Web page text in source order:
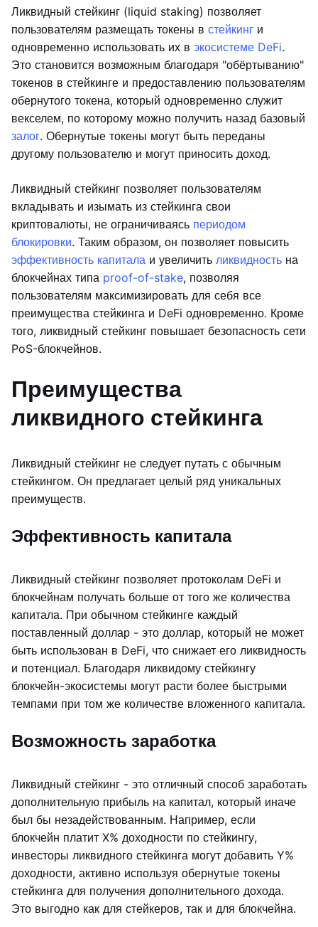
Ликвидный стейкинг (liquid staking) позволяет
пользователям размещать токены в стейкинг и
одновременно использовать их в экосистеме DeFi.
Это становится возможным благодаря "обёртыванию"
токенов в стейкинге и предоставлению пользователям
обернутого токена, который одновременно служит
векселем, по которому можно получить назад базовый
залог. Обернутые токены могут быть переданы
другому пользователю и могут приносить доход.
Ликвидный стейкинг позволяет пользователям
вкладывать и изымать из стейкинга свои
криптовалюты, не ограничиваясь периодом
блокировки. Таким образом, он позволяет повысить
эффективность капитала и увеличить ликвидность на
блокчейнах типа proof-of-stake, позволяя
пользователям максимизировать для себя все
преимущества стейкинга и DeFi одновременно. Кроме
того, ликвидный стейкинг повышает безопасность сети
PoS-блокчейнов.
Преимущества
ликвидного стейкинга
Ликвидный стейкинг не следует путать с обычным
стейкингом. Он предлагает целый ряд уникальных
преимуществ.
Эффективность капитала
Ликвидный стейкинг позволяет протоколам DeFi и
блокчейнам получать больше от того же количества
капитала. При обычном стейкинге каждый
поставленный доллар - это доллар, который не может
быть использован в DeFi, что снижает его ликвидность
и потенциал. Благодаря ликвидому стейкингу
блокчейн-экосистемы могут расти более быстрыми
темпами при том же количестве вложенного капитала.
Возможность заработка
Ликвидный стейкинг - это отличный способ заработать
дополнительную прибыль на капитал, который иначе
был бы незадействованным. Например, если
блокчейн платит X% доходности по стейкингу,
инвесторы ликвидного стейкинга могут добавить Y%
доходности, активно используя обернутые токены
стейкинга для получения дополнительного дохода.
Это выгодно как для стейкеров, так и для блокчейна.